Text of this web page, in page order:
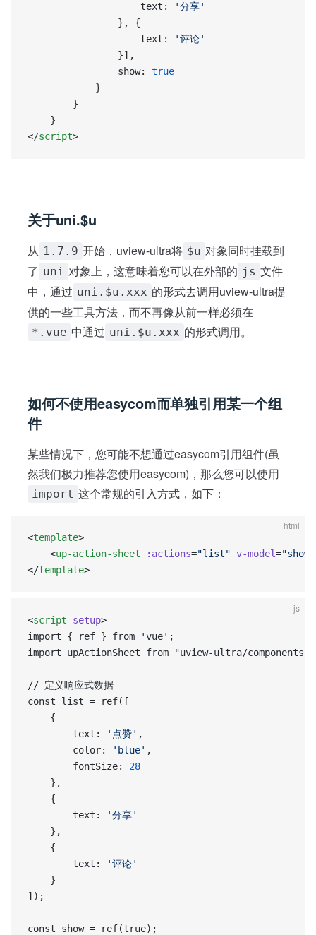
					text:
'分享'
				}, {
					text:
'评论'
				}],
				show:
true
			}
		}
	}
</script>
关于uni.$u
从 1.7.9 开始，uview-ultra将 $u 对象同时挂载到
了 uni 对象上，这意味着您可以在外部的 js 文件
中，通过 uni.$u.xxx 的形式去调用uview-ultra提
供的一些工具方法，而不再像从前一样必须在
*.vue 中通过 uni.$u.xxx 的形式调用。
如何不使用easycom而单独引用某一个组
件
某些情况下，您可能不想通过easycom引用组件(虽
然我们极力推荐您使用easycom)，那么您可以使用
import 这个常规的引入方式，如下：
html
<template>
	<
up-action-sheet :actions="list" v-model="show"
</template>
js
<script setup>
import { ref } from 'vue';
import upActionSheet from "uview-ultra/
// 定义响应式数据
const list = ref([
	{
		text:
'点赞' ,
		color:
'blue' ,
		fontSize:
28
	},
	{
		text:
'分享'
	},
	{
		text:
'评论'
	}
]);
const show = ref(true);